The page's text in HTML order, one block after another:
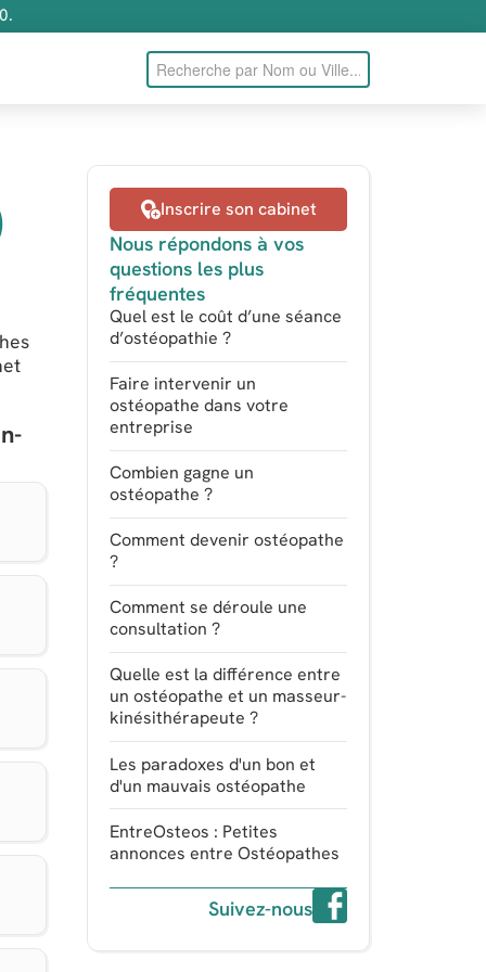
Inscrire son cabinet
Nous répondons à vos
questions les plus
fréquentes
Quel est le coût d’une séance
d’ostéopathie ?
Faire intervenir un
ostéopathe dans votre
entreprise
Combien gagne un
ostéopathe ?
Comment devenir ostéopathe
?
Comment se déroule une
consultation ?
Quelle est la différence entre
un ostéopathe et un masseur-
kinésithérapeute ?
Les paradoxes d'un bon et
d'un mauvais ostéopathe
EntreOsteos : Petites
annonces entre Ostéopathes
Suivez-nous